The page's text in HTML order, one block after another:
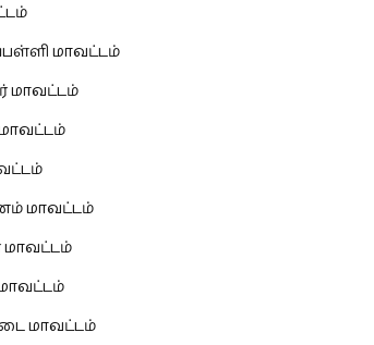
மாவட்டம்
மாவட்டம்
மாவட்டம்
மாவட்டம்
மாவட்டம்